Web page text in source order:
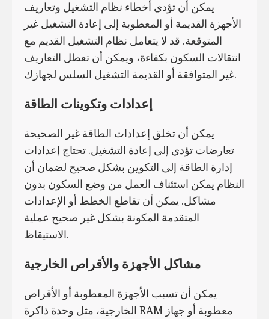
يمكن أن تؤدي أخطاء نظام التشغيل وتعاريف
الأجهزة القديمة أو المعطوبة إلى إعادة التشغيل غير
المتوقعة. قد لا يتعامل نظام التشغيل القديم مع
انتقالات السكون بكفاءة، ويمكن أن تعطل التعاريف
غير المتوافقة أو القديمة التشغيل السلس لجهازك.
إعدادات وتكوينات الطاقة
يمكن أن تخلق إعدادات الطاقة غير الصحيحة
تعارضات تؤدي إلى إعادة التشغيل. تحتاج إعدادات
إدارة الطاقة إلى التكوين بشكل صحيح لضمان أن
النظام يمكن استئناف العمل من وضع السكون بدون
مشاكل. يمكن أن تقاطع الخطط أو الإعدادات
المتقدمة المكونة بشكل غير صحيح عملية
الاستيقاظ.
مشاكل الأجهزة والأقراص الخارجية
يمكن أن تسبب الأجهزة المعطوبة أو الأقراص
الخارجية، مثل وحدة ذاكرة RAM معطوبة أو جهاز